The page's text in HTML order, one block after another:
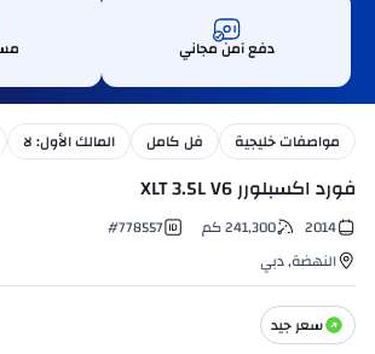
دفع آمن مجاني
مواصفات خليجية فل كامل المالك الأول: لا
فورد اكسبلورر XLT 3.5L V6
2014
241,300 كم #778557
النهضة,دبي
سعر جيد